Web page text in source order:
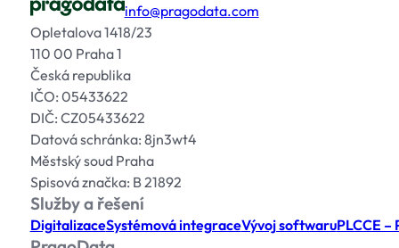
info@pragodata.com
Opletalova 1418/23
110 00 Praha 1
Česká republika
IČO: 05433622
DIČ: CZ05433622
Datová schránka: 8jn3wt4
Městský soud Praha
Spisová značka: B 21892
Služby a řešení
DigitalizaceSystémová integraceVývoj softwaruPLCCE